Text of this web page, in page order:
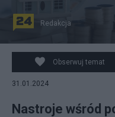
fot. Canva
Redakcja
Obserwuj temat
31.01.2024
Nastroje wśród